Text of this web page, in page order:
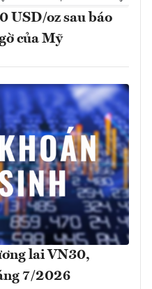
USD/oz sau báo
của Mỹ
lai VN30,
7/2026